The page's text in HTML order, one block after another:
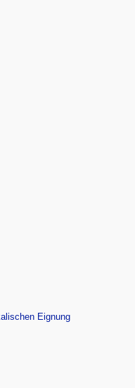
Eignung